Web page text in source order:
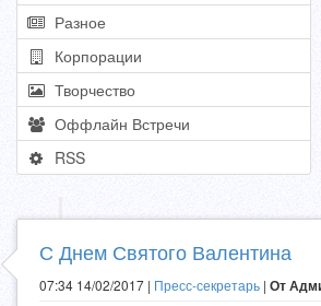
Разное
Корпорации
Творчество
Оффлайн Встречи
RSS
С Днем Святого Валентина
07:34 14/02/2017 | Пресс-секретарь | От